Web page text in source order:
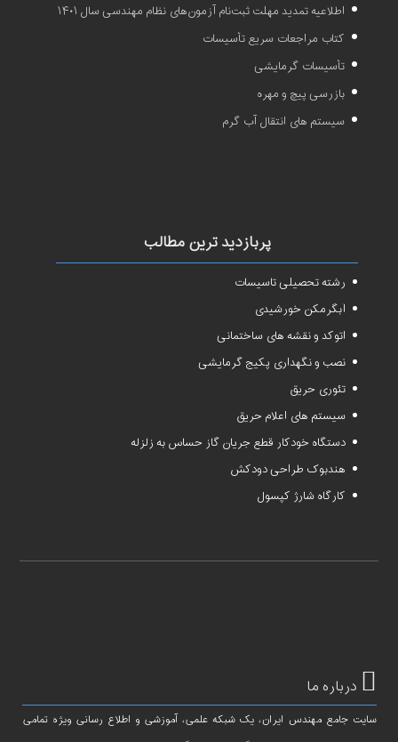
اطلاعیه تمدید مهلت ثبت‌نام آزمون‌های نظام مهندسی سال ۱۴۰۱
کتاب مراجعات سریع تأسیسات
تأسیسات گرمایشی
بازرسی پیچ و مهره
سیستم های انتقال آب گرم
پربازدید ترین مطالب
رشته تحصیلی تاسیسات
آبگرمکن خورشیدی
اتوکد و نقشه های ساختمانی
نصب و نگهداری پکیج گرمایشی
تئوری حریق
سیستم های اعلام حریق
دستگاه خودکار قطع جریان گاز حساس به زلزله
هندبوک طراحی دودکش
کارگاه شارژ کپسول
درباره ما
سایت جامع مهندس ایران، یک شبکه علمی، آموزشی و اطلاع رسانی ویژه تمامی